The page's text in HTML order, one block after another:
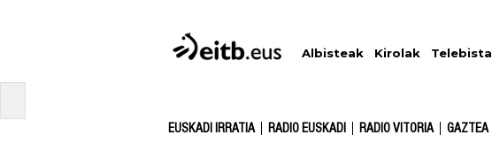
Albisteak Kirolak Telebista
EUSKADI IRRATIA RADIO EUSKADI RADIO VITORIA GAZTEA